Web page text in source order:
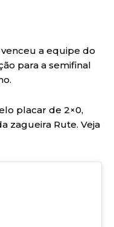
venceu a equipe do
para a semifinal
placar de 2×0,
zagueira Rute. Veja